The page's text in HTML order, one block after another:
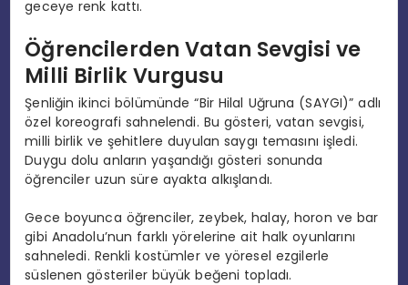
geceye renk kattı.
Öğrencilerden Vatan Sevgisi ve
Milli Birlik Vurgusu
Şenliğin ikinci bölümünde “Bir Hilal Uğruna (SAYGI)” adlı
özel koreografi sahnelendi. Bu gösteri, vatan sevgisi,
milli birlik ve şehitlere duyulan saygı temasını işledi.
Duygu dolu anların yaşandığı gösteri sonunda
öğrenciler uzun süre ayakta alkışlandı.
Gece boyunca öğrenciler, zeybek, halay, horon ve bar
gibi Anadolu’nun farklı yörelerine ait halk oyunlarını
sahneledi. Renkli kostümler ve yöresel ezgilerle
süslenen gösteriler büyük beğeni topladı.